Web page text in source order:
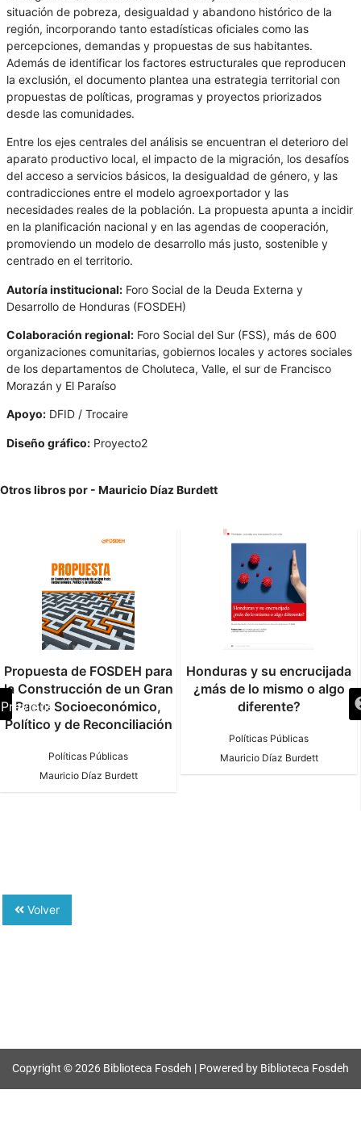
situación de pobreza, desigualdad y abandono histórico de la
región, incorporando tanto estadísticas oficiales como las
percepciones, demandas y propuestas de sus habitantes.
Además de identificar los factores estructurales que reproducen
la exclusión, el documento plantea una estrategia territorial con
propuestas de políticas, programas y proyectos priorizados
desde las comunidades.
Entre los ejes centrales del análisis se encuentran el deterioro del
aparato productivo local, el impacto de la migración, los desafíos
del acceso a servicios básicos, la desigualdad de género, y las
contradicciones entre el modelo agroexportador y las
necesidades reales de la población. La propuesta apunta a incidir
en la planificación nacional y en las agendas de cooperación,
promoviendo un modelo de desarrollo más justo, sostenible y
centrado en el territorio.
Autoría institucional: Foro Social de la Deuda Externa y
Desarrollo de Honduras (FOSDEH)
Colaboración regional: Foro Social del Sur (FSS), más de 600
organizaciones comunitarias, gobiernos locales y actores sociales
de los departamentos de Choluteca, Valle, el sur de Francisco
Morazán y El Paraíso
Apoyo: DFID / Trocaire
Diseño gráfico: Proyecto2
Otros libros por - Mauricio Díaz Burdett
Previous
Propuesta de FOSDEH para
la Construcción de un Gran
Pacto Socioeconómico,
Político y de Reconciliación
Políticas Públicas
Mauricio Díaz Burdett
Honduras y su encrucijada
¿más de lo mismo o algo
diferente?
Políticas Públicas
Mauricio Díaz Burdett
Volver
Copyright © 2026 Biblioteca Fosdeh | Powered by Biblioteca Fosdeh